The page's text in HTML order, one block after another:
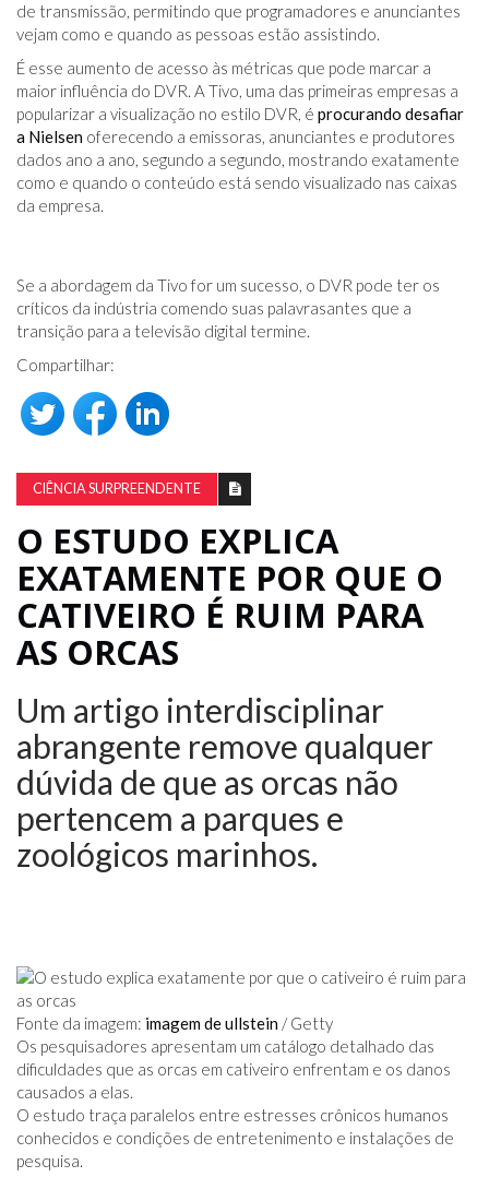
de transmissão, permitindo que programadores e anunciantes
vejam como e quando as pessoas estão assistindo.
É esse aumento de acesso às métricas que pode marcar a
maior influência do DVR. A Tivo, uma das primeiras empresas a
popularizar a visualização no estilo DVR, é procurando desafiar
a Nielsen oferecendo a emissoras, anunciantes e produtores
dados ano a ano, segundo a segundo, mostrando exatamente
como e quando o conteúdo está sendo visualizado nas caixas
da empresa.
Se a abordagem da Tivo for um sucesso, o DVR pode ter os
críticos da indústria comendo suas palavrasantes que a
transição para a televisão digital termine.
Compartilhar:
CIÊNCIA SURPREENDENTE
O ESTUDO EXPLICA
EXATAMENTE POR QUE O
CATIVEIRO É RUIM PARA
AS ORCAS
Um artigo interdisciplinar
abrangente remove qualquer
dúvida de que as orcas não
pertencem a parques e
zoológicos marinhos.
Fonte da imagem: imagem de ullstein / Getty
Os pesquisadores apresentam um catálogo detalhado das
dificuldades que as orcas em cativeiro enfrentam e os danos
causados ​​a elas.
O estudo traça paralelos entre estresses crônicos humanos
conhecidos e condições de entretenimento e instalações de
pesquisa.